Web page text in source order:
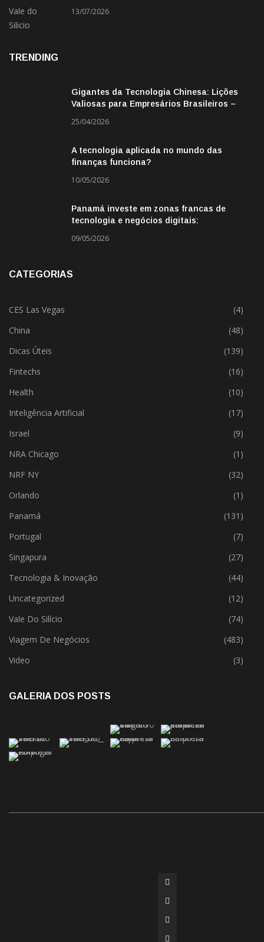
13/07/2026
TRENDING
Gigantes da Tecnologia Chinesa: Lições
Valiosas para Empresários Brasileiros –
25/04/2026
A tecnologia aplicada no mundo das
finanças funciona?
10/05/2026
Panamá investe em zonas francas de
tecnologia e negócios digitais:
09/05/2026
CATEGORIAS
CES Las Vegas
(4)
China
(48)
Dicas Úteis
(139)
Fintechs
(16)
Health
(10)
Inteligência Artificial
(17)
Israel
(9)
NRA Chicago
(1)
NRF NY
(32)
Orlando
(1)
Panamá
(131)
Portugal
(7)
Singapura
(27)
Tecnologia & Inovação
(44)
Uncategorized
(12)
Vale Do Silício
(74)
Viagem De Negócios
(483)
Video
(3)
GALERIA DOS POSTS